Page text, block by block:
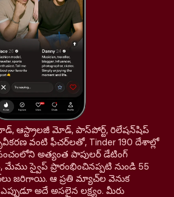
ఆస్ట్రాలజీ మోడ్, పాస్‌పోర్ట్, రిలేషన్‌షిప్
వంటి ఫీచర్‌లతో, Tinder 190 దేశాల్లో
అత్యంత పాపులర్ డేటింగ్
స్వైప్ ప్రారంభించినప్పటి నుండి 55
జరిగాయి. ఆ ప్రతి మ్యాచ్‌ల వెనుక
అదే అసలైన లక్ష్యం. మీరు